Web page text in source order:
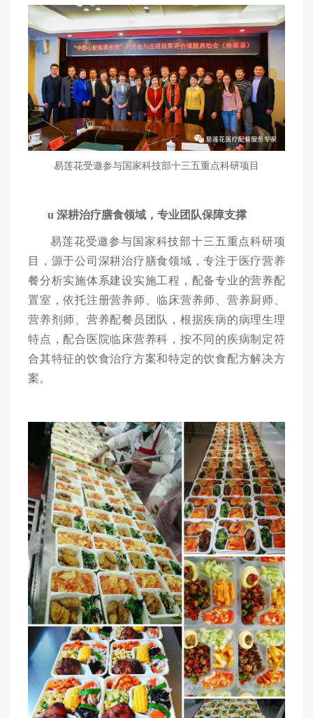
易莲花受邀参与国家科技部十三五重点科研项目
u深耕治疗膳食领域，专业团队保障支撑
易莲花受邀参与国家科技部十三五重点科研项
目，源于公司深耕治疗 膳食领域，专注于医疗营养
餐分析实施体系建设实施工程，配备专业的营养配
置室，依托注册营养师、 临床营养师、 营养厨师、
营养剂师、营养配餐员 团队 ， 根据疾病的病理生理
特点， 配合医院临床营养科， 按不同的疾病制定符
合其特征的饮食治疗方案和特定的饮食配方解决方
案。